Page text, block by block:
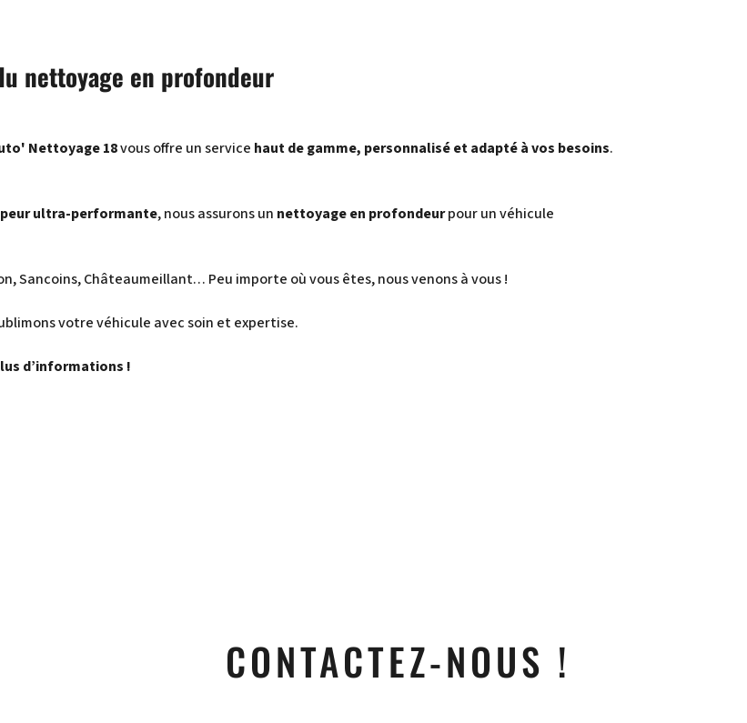
nettoyage en profondeur
Nettoyage 18vous offre un service haut de gamme, personnalisé et adapté à vos besoins.
ultra-performante, nous assurons un nettoyage en profondeurpour un véhicule
Sancoins, Châteaumeillant… Peu importe où vous êtes, nous venons à vous !
votre véhicule avec soin et expertise.
d’informations !
CONTACTEZ-NOUS !